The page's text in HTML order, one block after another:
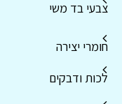
צבעי בד משי
חומרי יצירה
לכות ודבקים